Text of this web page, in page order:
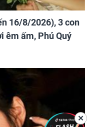
16/8/2026), 3 con
êm ấm, Phú Quý
✕